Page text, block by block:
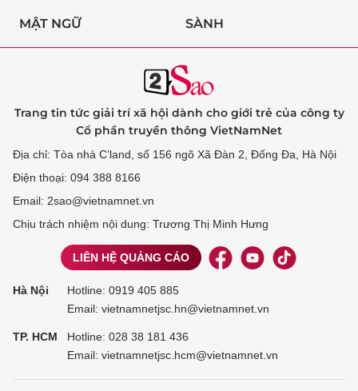
MẬT NGỮ SÀNH
Trang tin tức giải trí xã hội dành cho giới trẻ của công ty
Cổ phần truyền thông VietNamNet
Địa chỉ: Tòa nhà C’land, số 156 ngõ Xã Đàn 2, Đống Đa, Hà Nội
Điện thoại: 094 388 8166
Email: 2sao@vietnamnet.vn
Chịu trách nhiệm nội dung: Trương Thị Minh Hưng
LIÊN HỆ QUẢNG CÁO
Hà Nội Hotline: 0919 405 885
Email: vietnamnetjsc.hn@vietnamnet.vn
TP. HCM Hotline: 028 38 181 436
Email: vietnamnetjsc.hcm@vietnamnet.vn